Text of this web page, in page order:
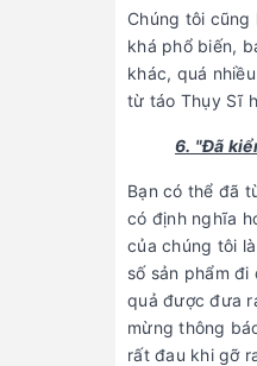
Chúng tôi
khá phổ biến,
khác, quá
từ táo Thụy Sĩ
6. "Đã
Bạn có thể đã
có định nghĩa
của chúng tôi
số sản phẩm
quả được đưa
mừng thông
rất đau khi gỡ